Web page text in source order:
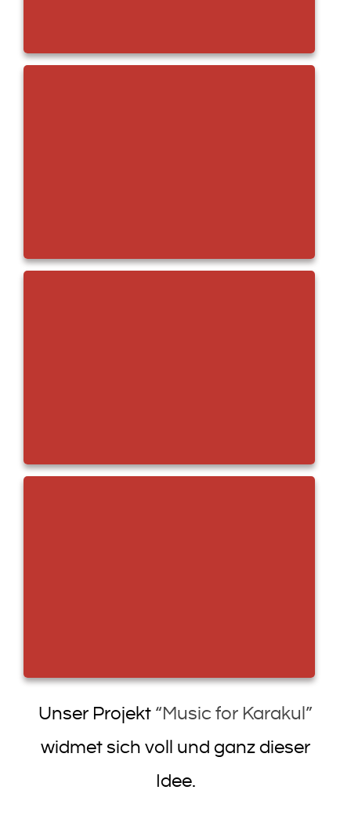
Unser Projekt “Music for Karakul”
widmet sich voll und ganz dieser
Idee.